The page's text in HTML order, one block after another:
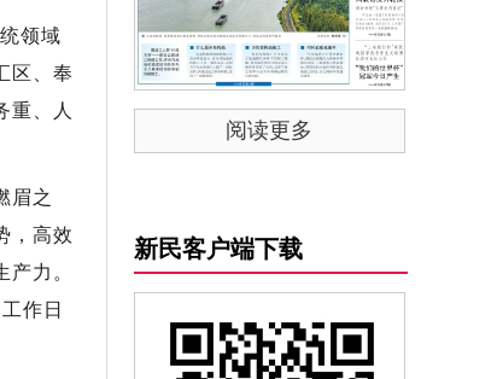
领域
区、奉
重、人
眉之
，高效
力。
作日
阅读更多
新民客户端下载